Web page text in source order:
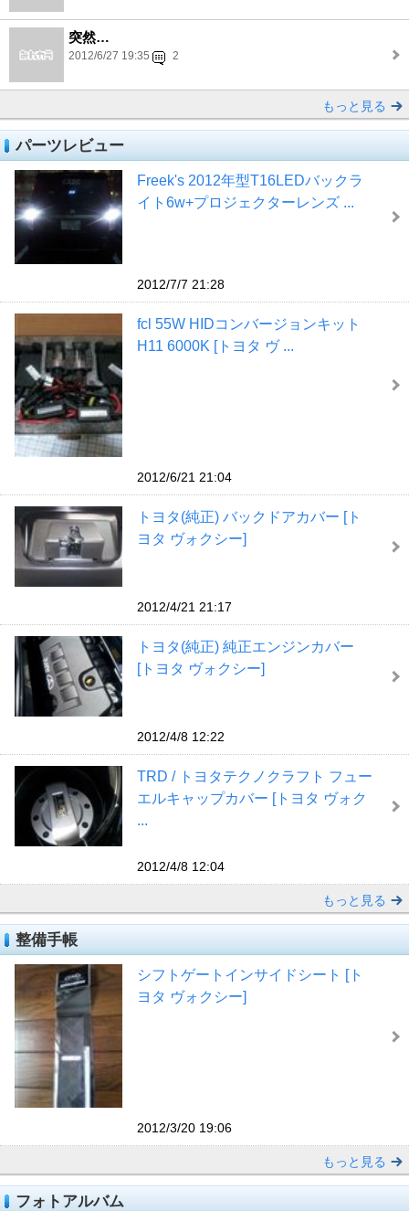
突然…
2012/6/27 19:35 2
もっと見る
パーツレビュー
Freek's 2012年型T16LEDバックラ
イト6w+プロジェクターレンズ ...
2012/7/7 21:28
fcl 55W HIDコンバージョンキット
H11 6000K [トヨタ ヴ ...
2012/6/21 21:04
トヨタ(純正) バックドアカバー [ト
ヨタ ヴォクシー]
2012/4/21 21:17
トヨタ(純正) 純正エンジンカバー
[トヨタ ヴォクシー]
2012/4/8 12:22
TRD / トヨタテクノクラフト フュー
エルキャップカバー [トヨタ ヴォク
...
2012/4/8 12:04
もっと見る
整備手帳
シフトゲートインサイドシート [ト
ヨタ ヴォクシー]
2012/3/20 19:06
もっと見る
フォトアルバム